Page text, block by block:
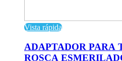
Vista rápida
ADAPTADOR PARA
ROSCA